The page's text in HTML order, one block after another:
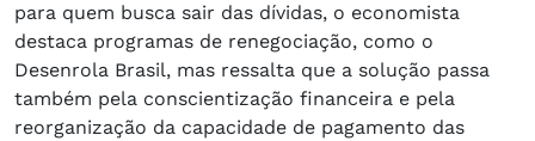
para quem busca sair das dívidas, o economista
destaca programas de renegociação, como o
Desenrola Brasil, mas ressalta que a solução passa
também pela conscientização financeira e pela
reorganização da capacidade de pagamento das